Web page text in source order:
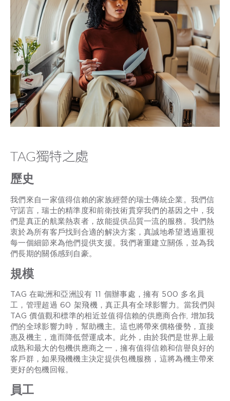
TAG獨特之處
歷史
我們來自一家值得信賴的家族經營的瑞士傳統企業。我們信
守諾言，瑞士的精準度和前衛技術貫穿我們的基因之中，我
們是真正的航業熱衷者，故能提供品質一流的服務。我們熱
衷於為所有客戶找到合適的解決方案，真誠地希望透過重視
每一個細節來為他們提供支援。我們著重建立關係，並為我
們長期的關係感到自豪。
規模
TAG 在歐洲和亞洲設有 11 個辦事處，擁有 500 多名員
工，管理超過 60 架飛機，真正具有全球影響力。當我們與
TAG 價值觀和標準的相近並值得信賴的供應商合作, 增加我
們的全球影響力時，幫助機主。這也將帶來價格優勢，直接
惠及機主，進而降低營運成本。此外，由於我們是世界上最
成熟和最大的包機供應商之一，擁有值得信賴和信譽良好的
客戶群，如果飛機機主決定提供包機服務，這將為機主帶來
更好的包機回報。
員工